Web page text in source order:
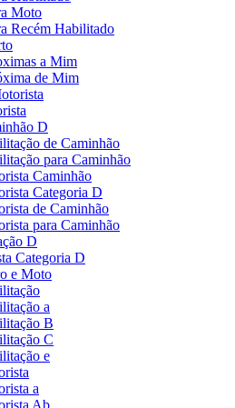
Moto
Recém Habilitado
a Mim
de Mim
D
de Caminhão
para Caminhão
Caminhão
Categoria D
de Caminhão
para Caminhão
D
Categoria D
e Moto
a
B
C
e
a